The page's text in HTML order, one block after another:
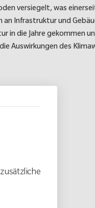
versiegelt, was
Infrastruktur und
in die Jahre gekommen
Auswirkungen des